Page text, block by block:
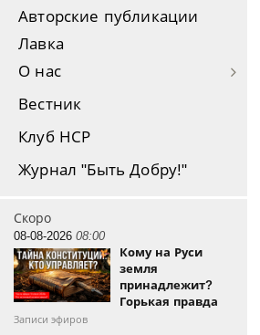
Авторские публикации
Лавка
О нас
Вестник
Клуб НСР
Журнал "Быть Добру!"
Скоро
08-08-2026 08:00
Кому на Руси
земля
принадлежит?
Горькая правда
Записи эфиров